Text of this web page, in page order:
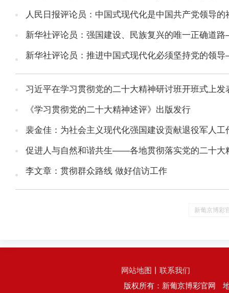
人民日报评论员：中国式现代化是中国共产党领导
新华社评论员：强国建设、民族复兴的唯一正确道
新华社评论员：推进中国式现代化必须坚持党的领
习近平在学习贯彻党的二十大精神研讨班开班式上发
《学习贯彻党的二十大精神述评》出版发行
裴金佳：为社会主义现代化强国建设贡献退役军人工
促进人与自然和谐共生——各地贯彻落实党的二十大
李文章：贯彻群众路线 做好信访工作
新葡京博彩
网站地图
联系我们
版权所有：新葡京博彩官网